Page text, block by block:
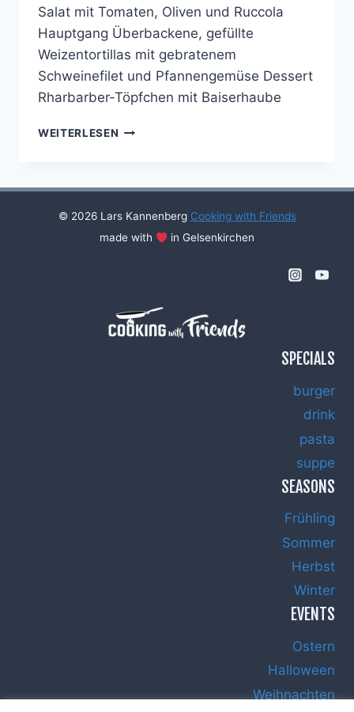
Salat mit Tomaten, Oliven und Ruccola
Hauptgang Überbackene, gefüllte
Weizentortillas mit gebratenem
Schweinefilet und Pfannengemüse Dessert
Rharbarber-Töpfchen mit Baiserhaube
WEITERLESEN COOKING
© 2026 Lars Kannenberg Cooking with Friends
made with
in Gelsenkirchen
SPECIALS
burger
drink
pasta
suppe
SEASONS
Frühling
Sommer
Herbst
Winter
EVENTS
Ostern
Halloween
Weihnachten